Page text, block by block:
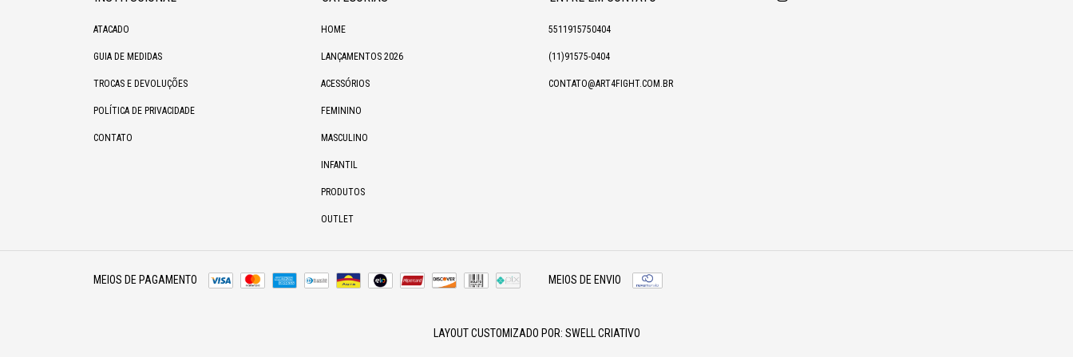
ATACADO
GUIA DE MEDIDAS
TROCAS E DEVOLUÇÕES
POLÍTICA DE PRIVACIDADE
CONTATO
HOME
LANÇAMENTOS 2026
ACESSÓRIOS
FEMININO
MASCULINO
INFANTIL
PRODUTOS
OUTLET
5511915750404
(11)91575-0404
CONTATO@ART4FIGHT.COM.BR
MEIOS DE PAGAMENTO MEIOS DE ENVIO
LAYOUT CUSTOMIZADO POR: SWELL CRIATIVO